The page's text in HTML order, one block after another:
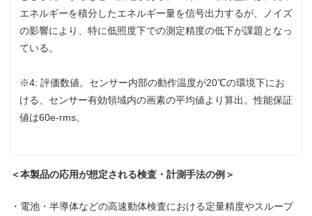
エネルギーを積分したエネルギー量を信号出力するが、ノイズ
の影響により、特に低照度下での測定精度の低下が課題となっ
ている。
※4: 評価数値。センサー内部の動作温度が20℃の環境下にお
ける、センサー有効領域内の画素の平均値より算出。性能保証
値は60e-rms。
＜本製品の応用が想定される検査・計測手法の例＞
・電池・半導体などの高速動体検査における定量精度やスループ